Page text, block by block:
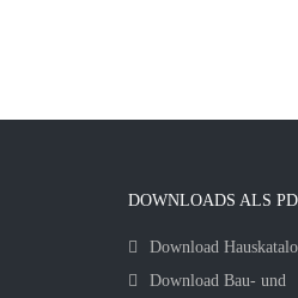
DOWNLOADS ALS
Download
Download Bau- und